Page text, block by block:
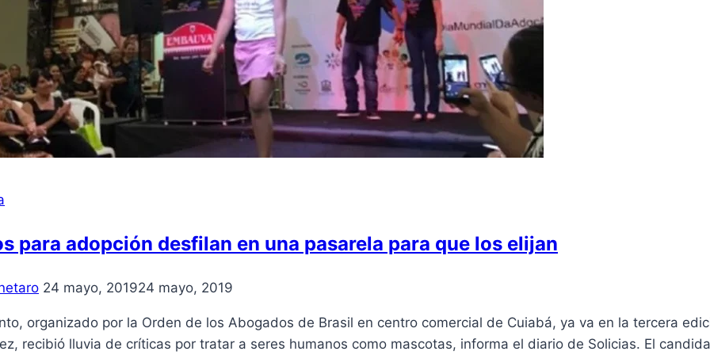
para adopción desfilan en una pasarela para que los elijan
24 mayo, 201924 mayo, 2019
organizado por la Orden de los Abogados de Brasil en centro comercial de Cuiabá, ya va en la tercera
recibió lluvia de críticas por tratar a seres humanos como mascotas, informa el diario de Solicias. El